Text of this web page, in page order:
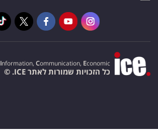
Information, Communication, Economic
כל הזכויות שמורות לאתר ICE. ©